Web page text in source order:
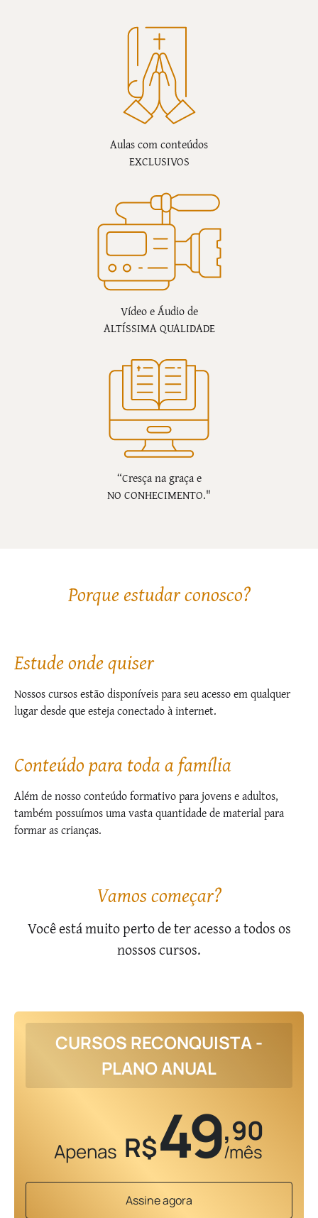
Aulas com conteúdos
EXCLUSIVOS
Vídeo e Áudio de
ALTÍSSIMA QUALIDADE
“Cresça na graça e
NO CONHECIMENTO."
Porque estudar conosco?
Estude onde quiser
Nossos cursos estão disponíveis para seu acesso em qualquer
lugar desde que esteja conectado à internet.
Conteúdo para toda a família
Além de nosso conteúdo formativo para jovens e adultos,
também possuímos uma vasta quantidade de material para
formar as crianças.
Vamos começar?
Você está muito perto de ter acesso a todos os
nossos cursos.
CURSOS RECONQUISTA -
PLANO ANUAL
Apenas R$49,90
/mês
Assine agora